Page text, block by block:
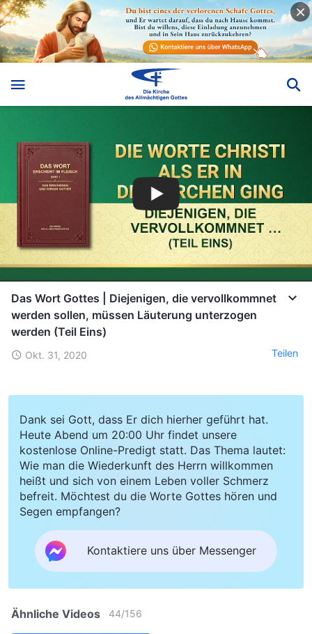
Das Wort Gottes | Diejenigen, die vervollkommnet
werden sollen, müssen Läuterung unterzogen
werden (Teil Eins)
Okt. 31, 2020 Teilen
Dank sei Gott, dass Er dich hierher geführt hat.
Heute Abend um 20:00 Uhr findet unsere
kostenlose Online-Predigt statt. Das Thema lautet:
Wie man die Wiederkunft des Herrn willkommen
heißt und sich von einem Leben voller Schmerz
befreit. Möchtest du die Worte Gottes hören und
Segen empfangen?
Kontaktiere uns über Messenger
Ähnliche Videos 44/156